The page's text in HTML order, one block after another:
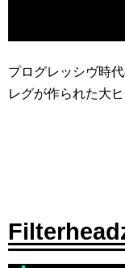
プログレッシヴ時
レグが作られた大